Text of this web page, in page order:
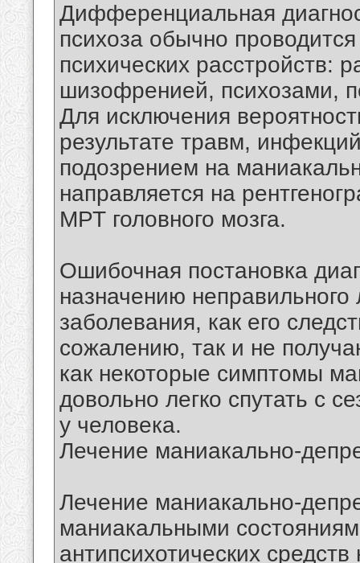
Дифференциальная
психоза обычно
психических
шизофренией, психозами,
Для исключения
результате травм,
подозрением на
направляется на
МРТ головного мозга.
Ошибочная постановка
назначению
заболевания, как его
сожалению, так и не
как некоторые симптомы
довольно легко спутать с
у человека.
Лечение маниакально-
Лечение маниакально-
маниакальными
антипсихотических